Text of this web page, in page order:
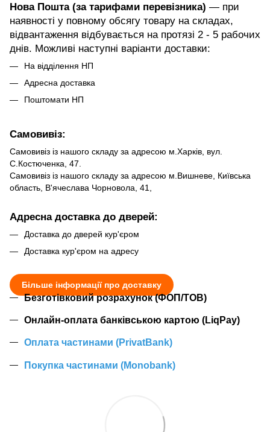
Нова Пошта (за тарифами перевізника) — при
наявності у повному обсягу товару на складах,
відвантаження відбувається на протязі 2 - 5 рабочих
днів. Можливі наступні варіанти доставки:
На відділення НП
Адресна доставка
Поштомати НП
Самовивіз:
Самовивіз із нашого складу за адресою м.Харків, вул.
С.Костюченка, 47.
Самовивіз із нашого складу за адресою м.Вишневе, Київська
область, В'ячеслава Чорновола, 41,
Адресна доставка до дверей:
Доставка до дверей кур'єром
Доставка кур'єром на адресу
Більше інформації про доставку
Безготівковий розрахунок (ФОП/ТОВ)
Онлайн-оплата банківською картою (LiqPay)
Оплата частинами (PrivatBank)
Покупка частинами (Monobank)